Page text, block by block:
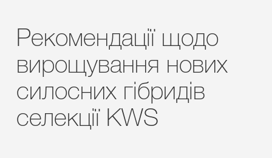
Рекомендації щодо
вирощування нових
силосних гібридів
селекції KWS